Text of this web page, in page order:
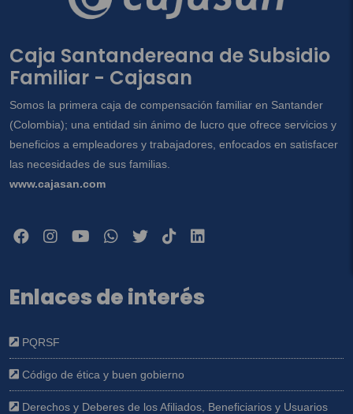
Caja Santandereana de Subsidio
Familiar - Cajasan
Somos la primera caja de compensación familiar en Santander
(Colombia); una entidad sin ánimo de lucro que ofrece servicios y
beneficios a empleadores y trabajadores, enfocados en satisfacer
las necesidades de sus familias.
www.cajasan.com
Enlaces de interés
PQRSF
Código de ética y buen gobierno
Derechos y Deberes de los Afiliados, Beneficiarios y Usuarios